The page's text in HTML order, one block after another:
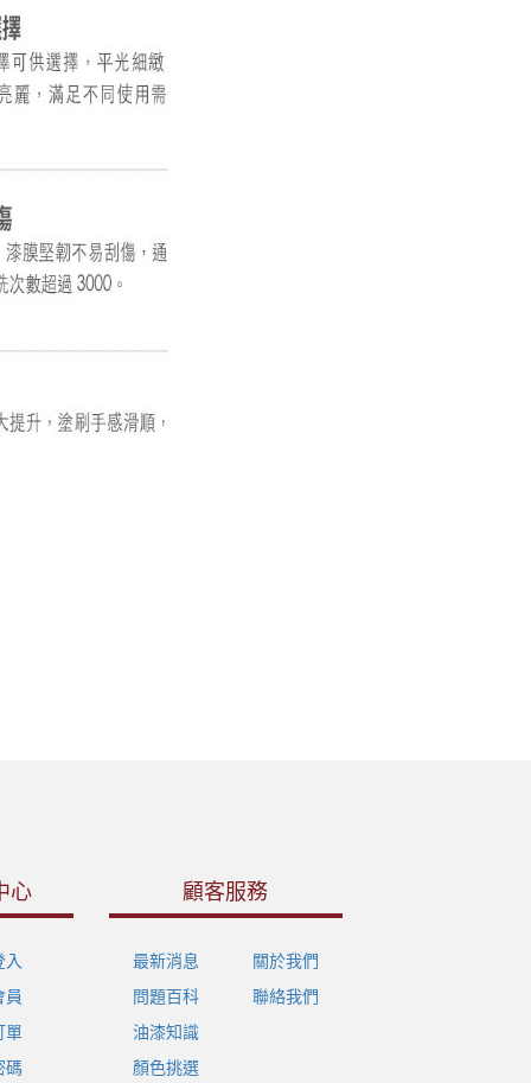
心
入
員
單
碼
顧客服務
最新消息
問題百科
油漆知識
顏色挑選
關於我們
聯絡我們